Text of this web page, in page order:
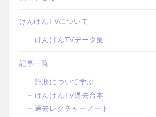
けんけんTVについて
けんけんTVデータ集
記事一覧
詐欺について学ぶ
けんけんTV過去台本
過去レクチャーノート